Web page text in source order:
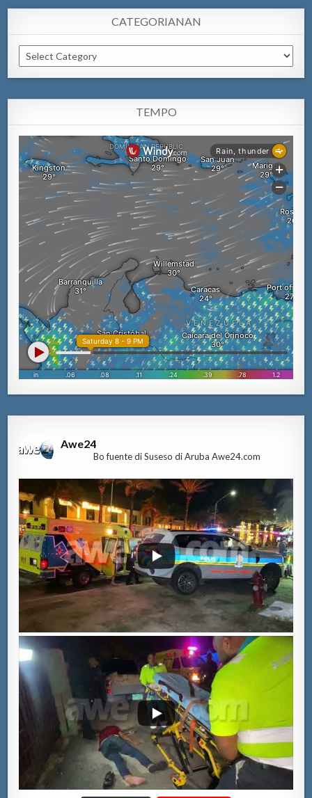
CATEGORIANAN
Categorianan
TEMPO
Awe24
Bo fuente di Suseso di Aruba Awe24.com